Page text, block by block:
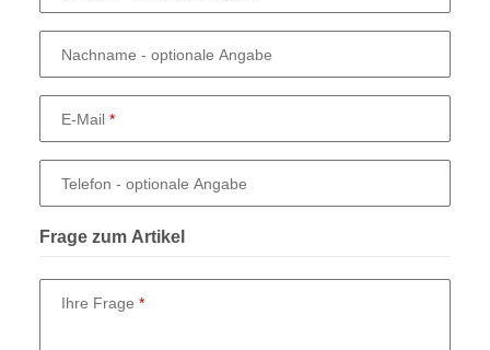
Nachname - optionale Angabe
E-Mail
Telefon - optionale Angabe
Frage zum Artikel
Ihre Frage